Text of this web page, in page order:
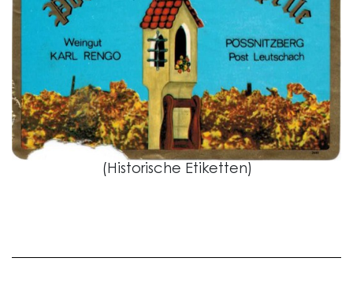
(Historische Etiketten)